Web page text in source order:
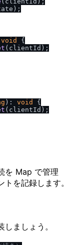
void
{
(clientId);
): void
{
(clientId);
を Map で管理
を記録します。
ましょう。